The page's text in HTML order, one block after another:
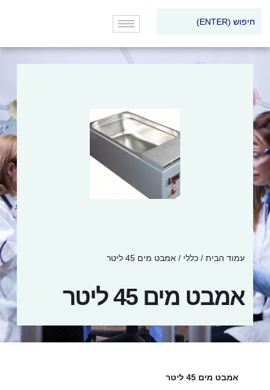
עמוד הבית / כללי / אמבט מים 45 ליטר
אמבט מים 45 ליטר
אמבט מים 45 ליטר